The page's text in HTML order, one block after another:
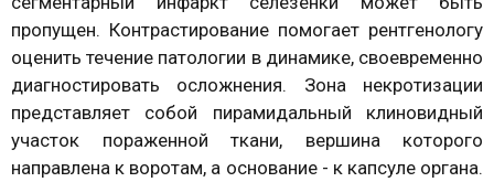
пропущен. Контрастирование помогает рентгенологу
оценить течение патологии в динамике, своевременно
диагностировать осложнения. Зона некротизации
представляет собой пирамидальный клиновидный
участок пораженной ткани, вершина которого
направлена к воротам, а основание - к капсуле органа.